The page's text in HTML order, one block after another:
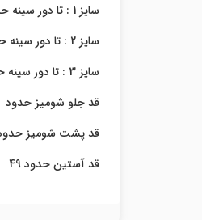
سایز 1 : تا دور سینه حدود 108
سایز 2 : تا دور سینه حدود 112
سایز 3 : تا دور سینه حدود 116
قد جلو شومیز حدود 74
قد پشت شومیز حدود
قد آستین حدود 49